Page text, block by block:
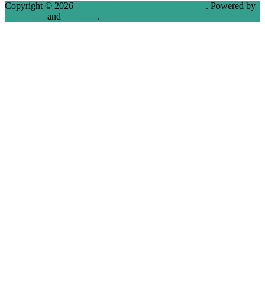
Copyright © 2026
. Powered by
and .